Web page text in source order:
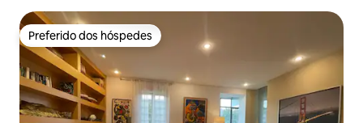
Preferido dos hóspedes
Preferido dos hóspedes